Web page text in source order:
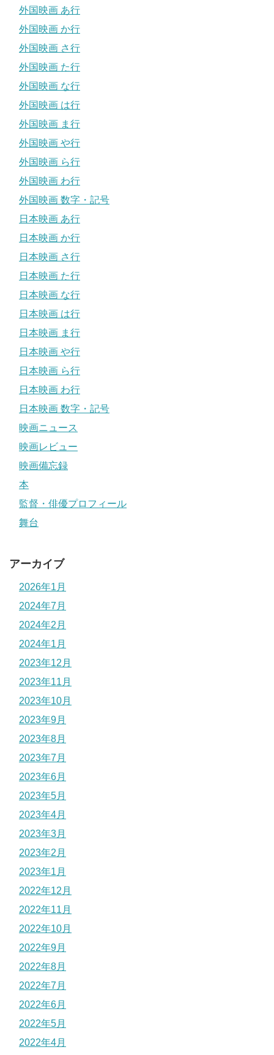
外国映画 あ行
外国映画 か行
外国映画 さ行
外国映画 た行
外国映画 な行
外国映画 は行
外国映画 ま行
外国映画 や行
外国映画 ら行
外国映画 わ行
外国映画 数字・記号
日本映画 あ行
日本映画 か行
日本映画 さ行
日本映画 た行
日本映画 な行
日本映画 は行
日本映画 ま行
日本映画 や行
日本映画 ら行
日本映画 わ行
日本映画 数字・記号
映画ニュース
映画レビュー
映画備忘録
本
監督・俳優プロフィール
舞台
アーカイブ
2026年1月
2024年7月
2024年2月
2024年1月
2023年12月
2023年11月
2023年10月
2023年9月
2023年8月
2023年7月
2023年6月
2023年5月
2023年4月
2023年3月
2023年2月
2023年1月
2022年12月
2022年11月
2022年10月
2022年9月
2022年8月
2022年7月
2022年6月
2022年5月
2022年4月